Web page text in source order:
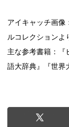
アイキャッチ画像
ルコレクションよ
主な参考書籍：『
語大辞典』『世界